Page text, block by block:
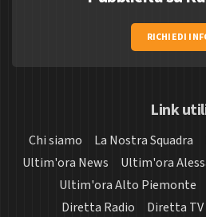
RICHIEDI
Link
Chi siamo La Nostra Squadra
Ultim'ora News
Ultim'ora
Ultim'ora Alto Piemonte
Diretta Radio
Diretta TV